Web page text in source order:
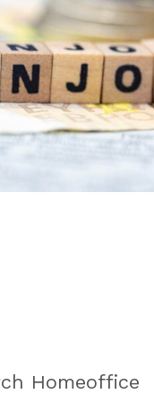
Homeoffice